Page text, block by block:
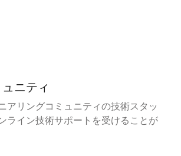
ニティ
アリングコミュニティの技術スタッ
ライン技術サポートを受けることが